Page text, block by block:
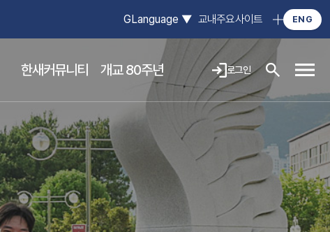
GLanguage ▼ 교내주요사이트 ENG
한새커뮤니티 개교 80주년 로그인 사이